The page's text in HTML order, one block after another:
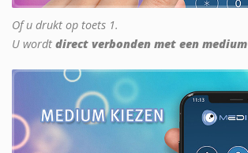
Of u drukt op toets 1.
U wordt direct verbonden met een medium